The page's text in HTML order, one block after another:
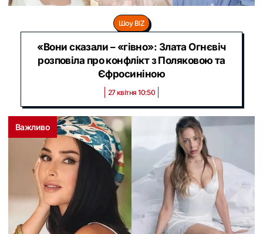
Шоу BIZ
«Вони сказали – «гівно»: Злата Огнєвіч
розповіла про конфлікт з Поляковою та
Єфросиніною
27 квітня 10:50
Важливо